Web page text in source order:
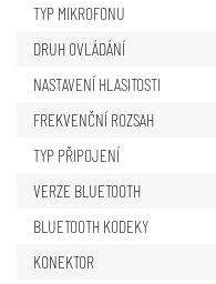
TYP MIKROFONU
DRUH OVLÁDÁNÍ
NASTAVENÍ HLASITOSTI
FREKVENČNÍ ROZSAH
TYP PŘIPOJENÍ
VERZE BLUETOOTH
BLUETOOTH KODEKY
KONEKTOR